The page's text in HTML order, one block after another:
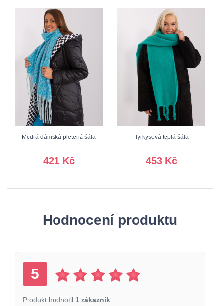
Modrá dámská pletená šála
421 Kč
Tyrkysová teplá šála
453 Kč
Hodnocení produktu
5
Produkt hodnotil 1 zákazník